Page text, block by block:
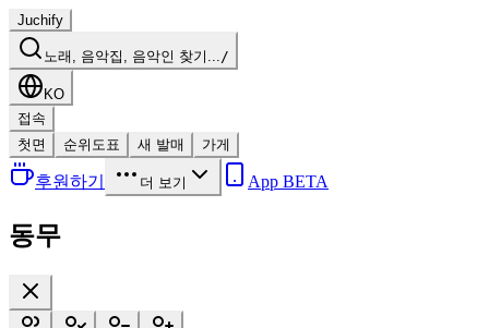
Juchify
노래, 음악집, 음악인 찾기.../
KO
접속
첫면
순위도표 새 발매 가게
후원하기 더 보기 App BETA
동무